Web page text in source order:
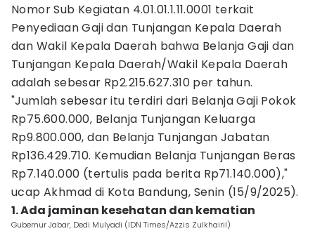
Nomor Sub Kegiatan 4.01.01.1.11.0001 terkait
Penyediaan Gaji dan Tunjangan Kepala Daerah
dan Wakil Kepala Daerah bahwa Belanja Gaji dan
Tunjangan Kepala Daerah/Wakil Kepala Daerah
adalah sebesar Rp2.215.627.310 per tahun.
"Jumlah sebesar itu terdiri dari Belanja Gaji Pokok
Rp75.600.000, Belanja Tunjangan Keluarga
Rp9.800.000, dan Belanja Tunjangan Jabatan
Rp136.429.710. Kemudian Belanja Tunjangan Beras
Rp7.140.000 (tertulis pada berita Rp71.140.000),"
ucap Akhmad di Kota Bandung, Senin (15/9/2025).
1. Ada jaminan kesehatan dan kematian
Gubernur Jabar, Dedi Mulyadi (IDN Times/Azzis Zulkhairil)